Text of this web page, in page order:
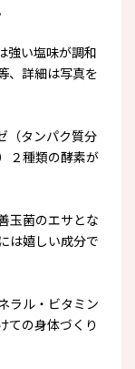
強い塩味が調和
、詳細は写真を
（タンパク質分
２種類の酵素が
玉菌のエサとな
は嬉しい成分で
ラル・ビタミン
ての身体づくり